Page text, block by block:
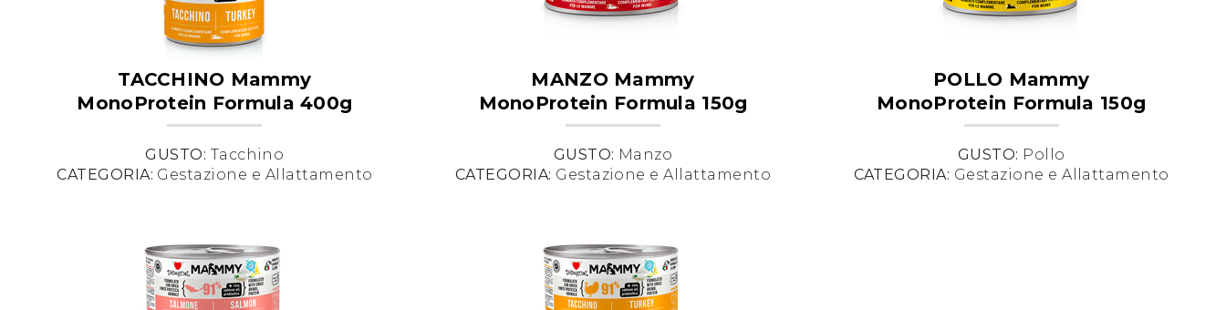
TACCHINO Mammy
MonoProtein Formula 400g
GUSTO: Tacchino
CATEGORIA: Gestazione e Allattamento
MANZO Mammy
MonoProtein Formula 150g
GUSTO: Manzo
CATEGORIA: Gestazione e Allattamento
POLLO Mammy
MonoProtein Formula 150g
GUSTO: Pollo
CATEGORIA: Gestazione e Allattamento